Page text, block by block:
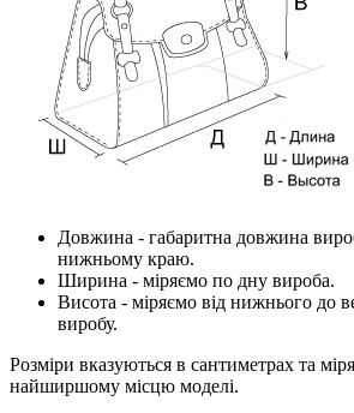
Довжина - габаритна довжина
нижньому краю.
Ширина - міряємо по дну вироба.
Висота - міряємо від нижнього до
виробу.
Розміри вказуються в сантиметрах та
найширшому місцю моделі.